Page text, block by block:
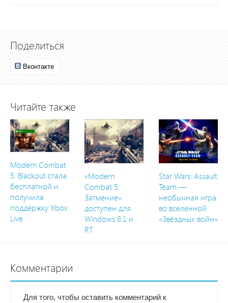
Поделиться
Вконтакте
Читайте также
Modern Combat
5: Blackout стала
бесплатной и
получила
поддержку Xbox
Live
«Modern
Combat 5:
Затмение»
доступен для
Windows 8.1 и
RT
Star Wars: Assault
Team —
необычная игра
во вселенной
«Звёздных войн»
Комментарии
Для того, чтобы оставить комментарий к